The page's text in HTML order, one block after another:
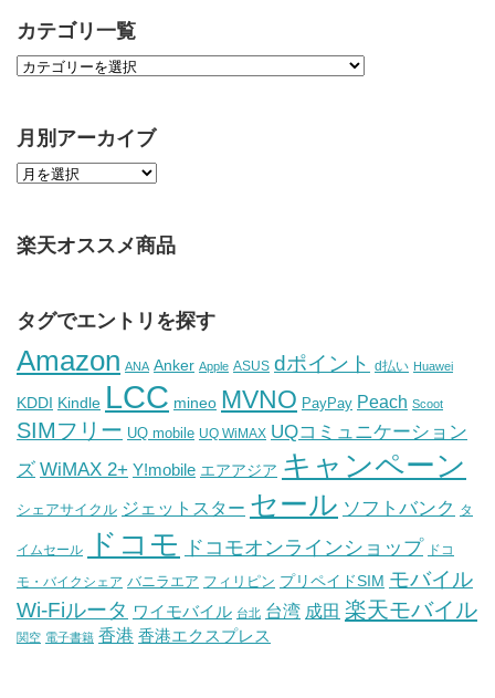
カテゴリ一覧
月別アーカイブ
楽天オススメ商品
タグでエントリを探す
Amazon ANA Anker Apple ASUS dポイント d払い Huawei
KDDI Kindle LCC mineo MVNO PayPay Peach Scoot
SIMフリー UQ mobile UQ WiMAX UQコミュニケーション
ズ WiMAX 2+ Y!mobile エアアジア キャンペーン
シェアサイクル ジェットスター セール ソフトバンク タ
イムセール ドコモ ドコモオンラインショップ ドコ
モ・バイクシェア バニラエア フィリピン プリペイドSIM モバイル
Wi-Fiルータ ワイモバイル 台北 台湾 成田 楽天モバイル
関空 電子書籍 香港 香港エクスプレス